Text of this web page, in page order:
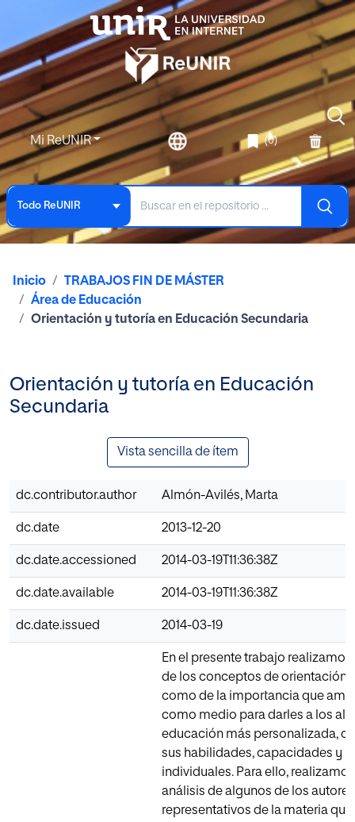
Mi ReUNIR (0)
Todo ReUNIR
Inicio
TRABAJOS FIN DE MÁSTER
Área de Educación
Orientación y tutoría en Educación Secundaria
Orientación y tutoría en Educación
Secundaria
Vista sencilla de ítem
dc.contributor.author Almón-Avilés, Marta
dc.date 2013-12-20
dc.date.accessioned 2014-03-19T11:36:38Z
dc.date.available 2014-03-19T11:36:38Z
dc.date.issued 2014-03-19
En el presente trabajo realizamos
de los conceptos de orientación
como de la importancia que
como medio para darles a los
educación más personalizada,
sus habilidades, capacidades y
individuales. Para ello,
análisis de algunos de los
representativos de la materia